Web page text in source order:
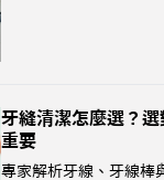
牙縫清潔怎麼選？
重要
專家解析牙線、牙線棒